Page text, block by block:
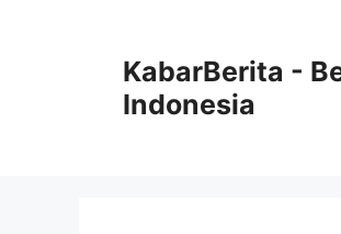
KabarBerita -
Indonesia